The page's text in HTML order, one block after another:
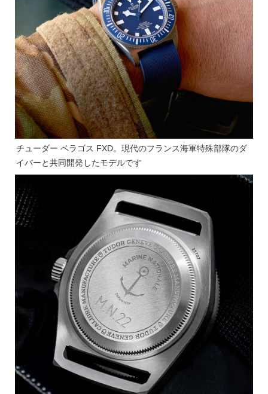
チューダー ペラゴス FXD。現代のフランス海軍特殊部隊のダ
イバーと共同開発したモデルです